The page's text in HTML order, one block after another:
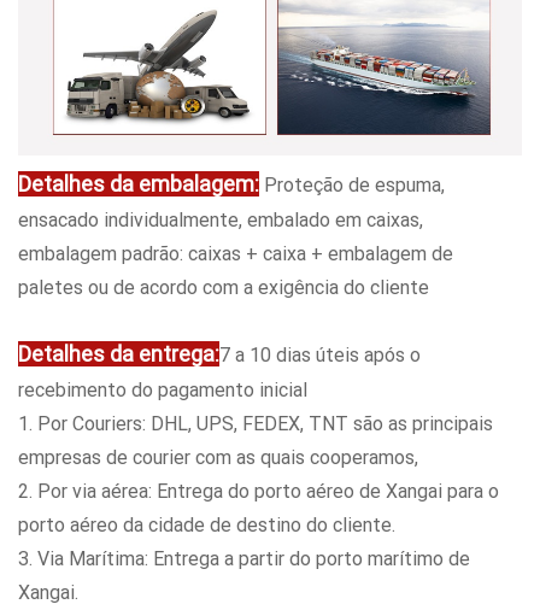
Detalhes da embalagem: Proteção de espuma,
ensacado individualmente, embalado em caixas,
embalagem padrão: caixas + caixa + embalagem de
paletes ou de acordo com a exigência do cliente
Detalhes da entrega:7 a 10 dias úteis após o
recebimento do pagamento inicial
1. Por Couriers: DHL, UPS, FEDEX, TNT são as principais
empresas de courier com as quais cooperamos,
2. Por via aérea: Entrega do porto aéreo de Xangai para o
porto aéreo da cidade de destino do cliente.
3. Via Marítima: Entrega a partir do porto marítimo de
Xangai.